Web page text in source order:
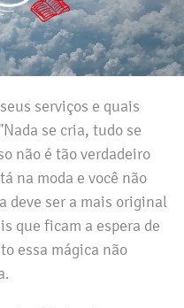
serviços e quais
se cria, tudo se
não é tão verdadeiro
na moda e você não
deve ser a mais original
que ficam a espera de
essa mágica não